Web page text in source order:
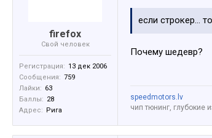
firefox
Свой человек
Регистрация: 13 дек 2006
Сообщения: 759
Лайки: 63
Баллы: 28
Адрес: Рига
если строкер...
Почему шедевр?
speedmotors.lv
чип тюнинг, глубокие